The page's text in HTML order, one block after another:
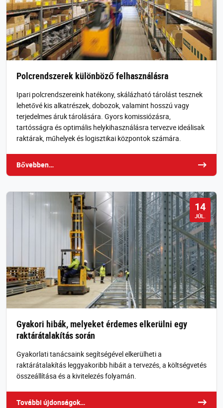
Polcrendszerek különböző felhasználásra
Ipari polcrendszereink hatékony, skálázható tárolást tesznek
lehetővé kis alkatrészek, dobozok, valamint hosszú vagy
terjedelmes áruk tárolására. Gyors komissiózásra,
tartósságra és optimális helykihasználásra tervezve ideálisak
raktárak, műhelyek és logisztikai központok számára.
Bővebben…
14
JÚL.
Gyakori hibák, melyeket érdemes elkerülni egy
raktárátalakítás során
Gyakorlati tanácsaink segítségével elkerülheti a
raktárátalakítás leggyakoribb hibáit a tervezés, a költségvetés
összeállítása és a kivitelezés folyamán.
További újdonságok…